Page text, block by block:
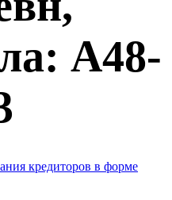
А48-
кредиторов в форме